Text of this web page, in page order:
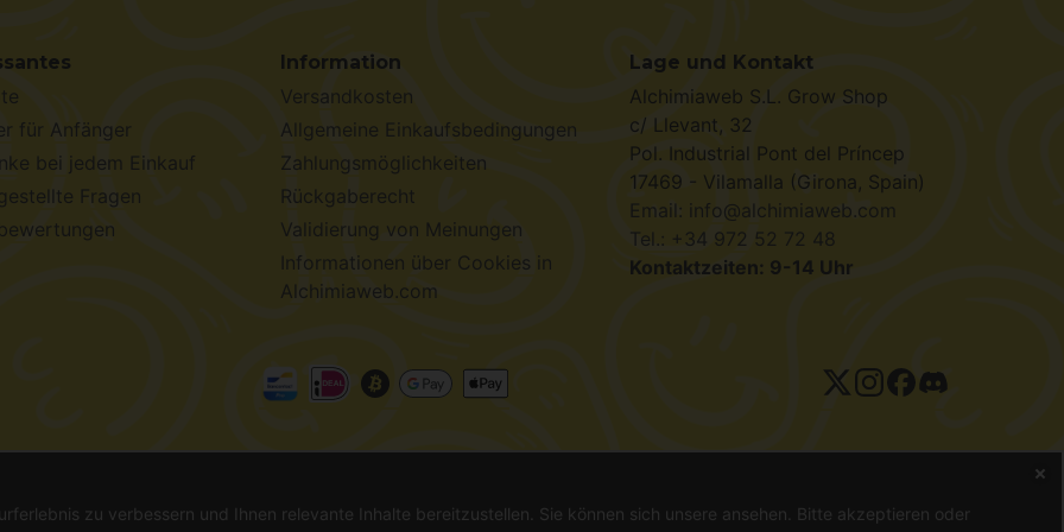
für Anfänger
bei jedem Einkauf
Fragen
Information
Versandkosten
Allgemeine Einkaufsbedingungen
Zahlungsmöglichkeiten
Rückgaberecht
Validierung von Meinungen
Informationen über Cookies in
Alchimiaweb.com
Lage und Kontakt
Alchimiaweb S.L. Grow Shop
c/ Llevant, 32
Pol. Industrial Pont del Príncep
17469 - Vilamalla (Girona, Spain)
Email: info@alchimiaweb.com
Tel.: +34 972 52 72 48
Kontaktzeiten: 9-14 Uhr
Informieren Sie sich vor dem Kauf. In Ländern, in denen die Keimung nicht legal ist, können Samen nur als Souvenir, zur Vogelfütterung oder
zu verbessern und Ihnen relevante Inhalte bereitzustellen. Sie können sich unsere ansehen. Bitte akzeptieren oder